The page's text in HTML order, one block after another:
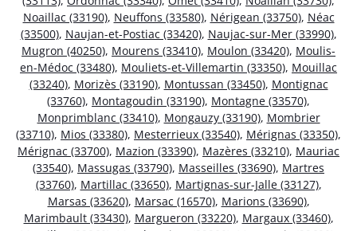
Noaillac (33190), Neuffons (33580), Nérigean (33750), Néac
(33500), Naujan-et-Postiac (33420), Naujac-sur-Mer (33990),
Mugron (40250), Mourens (33410), Moulon (33420), Moulis-
en-Médoc (33480), Mouliets-et-Villemartin (33350), Mouillac
(33240), Morizès (33190), Montussan (33450), Montignac
(33760), Montagoudin (33190), Montagne (33570),
Monprimblanc (33410), Mongauzy (33190), Mombrier
(33710), Mios (33380), Mesterrieux (33540), Mérignas (33350),
Mérignac (33700), Mazion (33390), Mazères (33210), Mauriac
(33540), Massugas (33790), Masseilles (33690), Martres
(33760), Martillac (33650), Martignas-sur-Jalle (33127),
Marsas (33620), Marsac (16570), Marions (33690),
Marimbault (33430), Margueron (33220), Margaux (33460),